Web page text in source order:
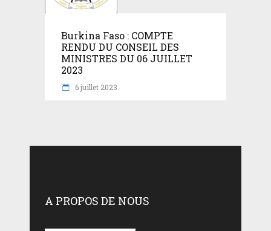
Burkina Faso : COMPTE
RENDU DU CONSEIL DES
MINISTRES DU 06 JUILLET
2023
6 juillet 2023
A PROPOS DE NOUS